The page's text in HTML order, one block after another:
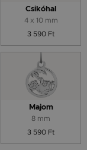
Csikóhal
4 x 10 mm
3 590 Ft
Majom
8 mm
3 590 Ft